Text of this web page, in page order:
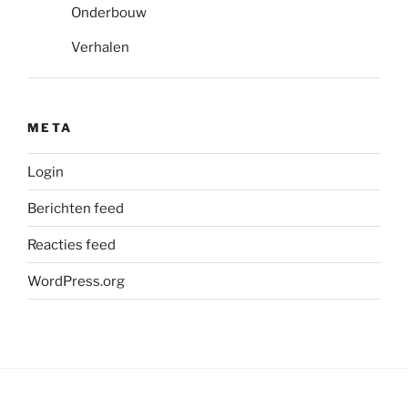
Onderbouw
Verhalen
META
Login
Berichten feed
Reacties feed
WordPress.org